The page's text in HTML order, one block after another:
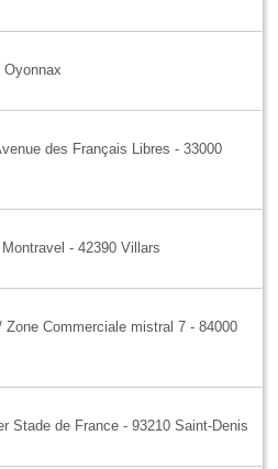
des Français Libres - 33000
- 42390 Villars
Commerciale mistral 7 - 84000
Stade de France - 93210 Saint-Denis